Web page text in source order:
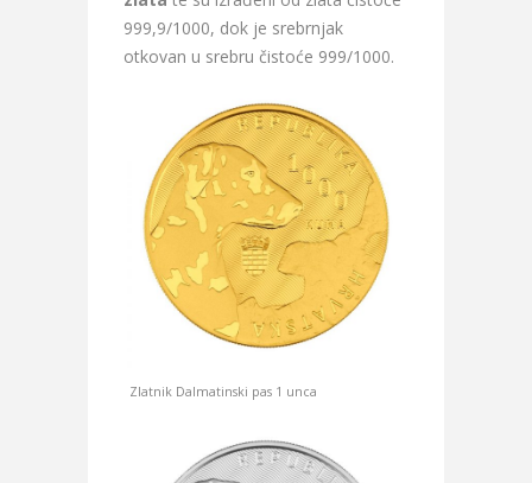
999,9/1000, dok je srebrnjak
otkovan u srebru čistoće 999/1000.
Zlatnik Dalmatinski pas 1 unca